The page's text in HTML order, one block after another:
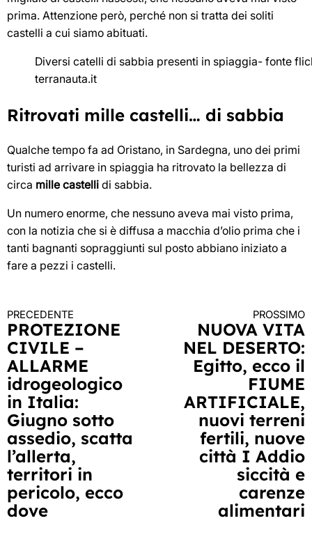
prima. Attenzione però, perché non si tratta dei soliti
castelli a cui siamo abituati.
Diversi catelli di sabbia presenti in spiaggia- fonte
terranauta.it
Ritrovati mille castelli… di sabbia
Qualche tempo fa ad Oristano, in Sardegna, uno dei primi
turisti ad arrivare in spiaggia ha ritrovato la bellezza di
circa mille castelli di sabbia.
Un numero enorme, che nessuno aveva mai visto prima,
con la notizia che si è diffusa a macchia d’olio prima che i
tanti bagnanti sopraggiunti sul posto abbiano iniziato a
fare a pezzi i castelli.
Continua
a
leggere
PRECEDENTE
PROTEZIONE
CIVILE –
ALLARME
idrogeologico
in Italia:
Giugno sotto
assedio, scatta
l’allerta,
territori in
pericolo, ecco
dove
PROSSIMO
NUOVA VITA
NEL DESERTO:
Egitto, ecco il
FIUME
ARTIFICIALE,
nuovi terreni
fertili, nuove
città I Addio
siccità e
carenze
alimentari